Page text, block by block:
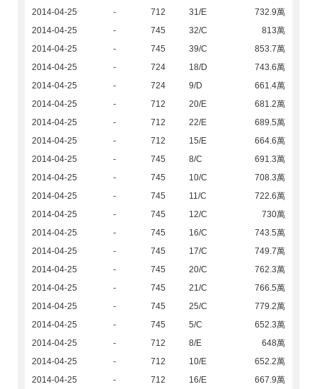
2014-04-25
- 712 31/E
732.9萬
2014-04-25
- 745 32/C
813萬
2014-04-25
- 745 39/C
853.7萬
2014-04-25
- 724 18/D
743.6萬
2014-04-25
- 724 9/D
661.4萬
2014-04-25
- 712 20/E
681.2萬
2014-04-25
- 712 22/E
689.5萬
2014-04-25
- 712 15/E
664.6萬
2014-04-25
- 745 8/C
691.3萬
2014-04-25
- 745 10/C
708.3萬
2014-04-25
- 745 11/C
722.6萬
2014-04-25
- 745 12/C
730萬
2014-04-25
- 745 16/C
743.5萬
2014-04-25
- 745 17/C
749.7萬
2014-04-25
- 745 20/C
762.3萬
2014-04-25
- 745 21/C
766.5萬
2014-04-25
- 745 25/C
779.2萬
2014-04-25
- 745 5/C
652.3萬
2014-04-25
- 712 8/E
648萬
2014-04-25
- 712 10/E
652.2萬
2014-04-25
- 712 16/E 667.9萬